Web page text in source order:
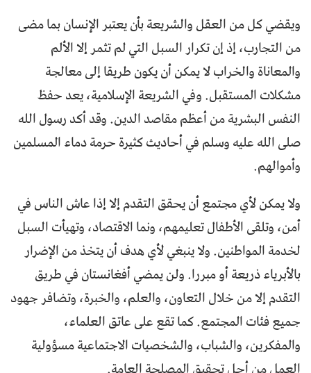
ويقضي كل من العقل والشريعة بأن يعتبر الإنسان بما مضى
من التجارب، إذ إن تكرار السبل التي لم تثمر إلا الألم
والمعاناة والخراب لا يمكن أن يكون طريقا إلى معالجة
مشكلات المستقبل. وفي الشريعة الإسلامية، يعد حفظ
النفس البشرية من أعظم مقاصد الدين. وقد أكد رسول الله
صلى الله عليه وسلم في أحاديث كثيرة حرمة دماء المسلمين
وأموالهم.
ولا يمكن لأي مجتمع أن يحقق التقدم إلا إذا عاش الناس في
أمن، وتلقى الأطفال تعليمهم، ونما الاقتصاد، وتهيأت السبل
لخدمة المواطنين. ولا ينبغي لأي هدف أن يتخذ من الإضرار
بالأبرياء ذريعة أو مبررا. ولن يمضي أفغانستان في طريق
التقدم إلا من خلال التعاون، والعلم، والخبرة، وتضافر جهود
جميع فئات المجتمع. كما تقع على عاتق العلماء،
والمفكرين، والشباب، والشخصيات الاجتماعية مسؤولية